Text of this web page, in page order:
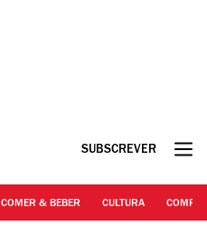
SUBSCREVER
COMER & BEBER CULTURA